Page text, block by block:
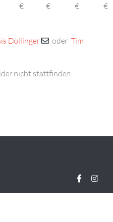
€
€
€
€
Dollinger oder Tim
nicht stattfinden.